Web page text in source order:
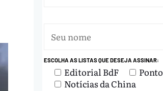
ESCOLHA AS LISTAS QUE DESEJA ASSINAR:
Editorial BdF
Ponto
Notícias da China